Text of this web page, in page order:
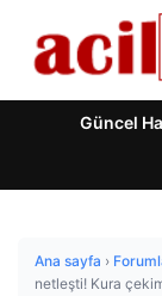
Güncel
Ana sayfa ›
netleşti! Kura